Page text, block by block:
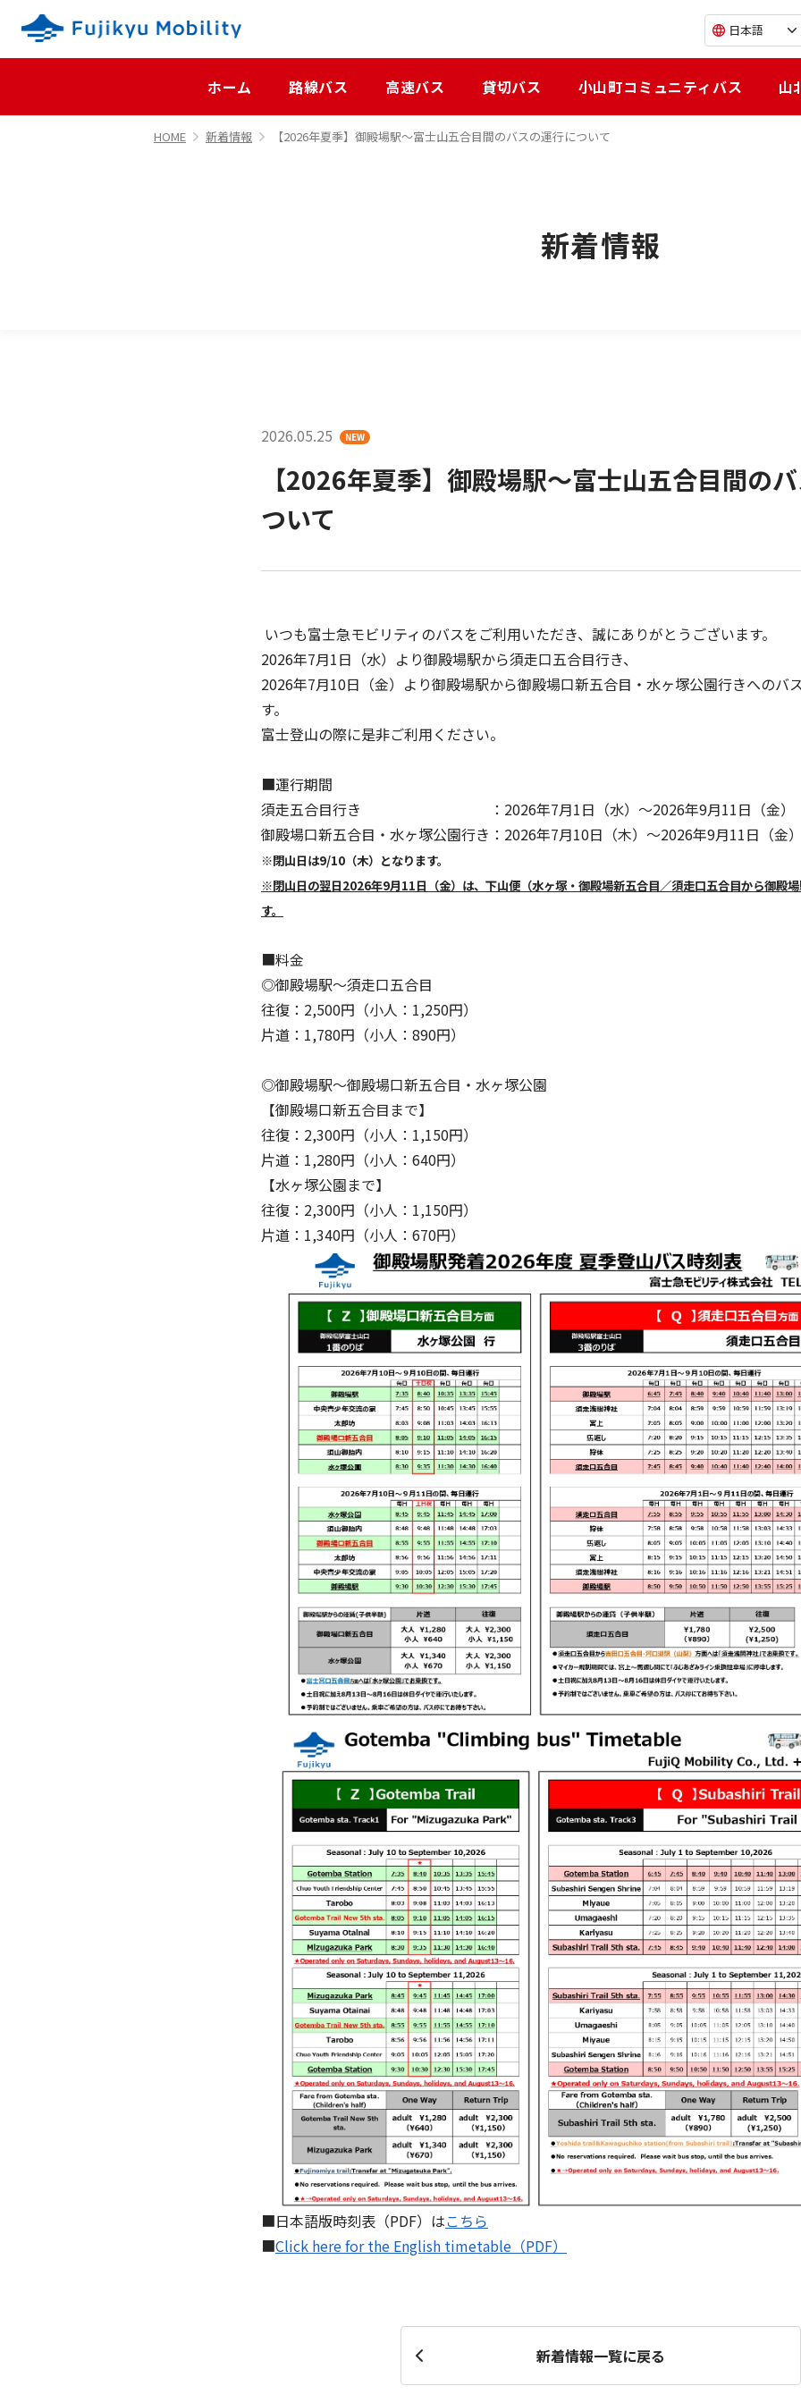
日本語
ホーム 路線バス 高速バス 貸切バス 小山町コミュニティバス 山
HOME 新着情報 【2026年夏季】御殿場駅～富士山五合目間のバスの運行について
新着情報
2026.05.25 NEW
【2026年夏季】御殿場駅～富士山五合目間の
ついて
いつも富士急モビリティのバスをご利用いただき、誠にありがとうございます。
2026年7月1日（水）より御殿場駅から須走口五合目行き、
2026年7月10日（金）より御殿場駅から御殿場口新五合目・水ヶ塚公園行きへのバ
す。
富士登山の際に是非ご利用ください。
■運行期間
須走五合目行き ：2026年7月1日（水）～2026年9月11日（金）
御殿場口新五合目・水ヶ塚公園行き：2026年7月10日（木）～2026年9月11日（金）
※閉山日は9/10（木）となります。
※閉山日の翌日2026年9月11日（金）は、下山便（水ヶ塚・御殿場新五合目／須走口五合目から御殿
す。
■料金
◎御殿場駅～須走口五合目
往復：2,500円（小人：1,250円）
片道： 1,780円（小人：890円）
◎御殿場駅～御殿場口新五合目・水ヶ塚公園
【御殿場口新五合目まで】
往復：2,300円（小人：1,150円）
片道：1,280円（小人：640円）
【水ヶ塚公園まで】
往復：2,300円（小人：1,150円）
片道：1,340円（小人：670円）
■日本語版時刻表（PDF）はこちら
■Click here for the English timetable（PDF）
新着情報一覧に戻る